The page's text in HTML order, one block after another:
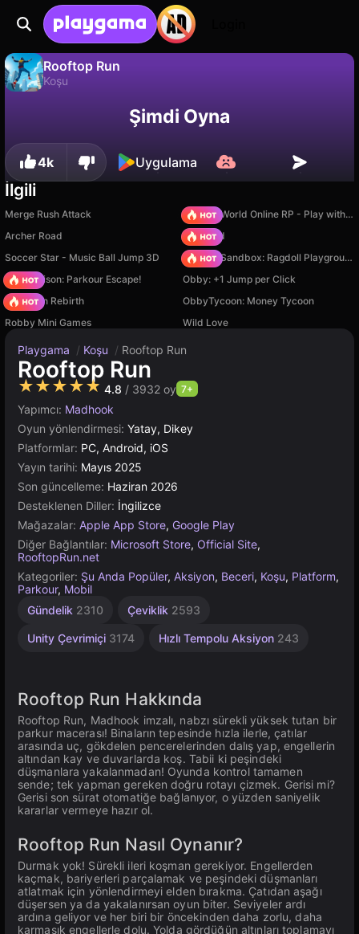
Rooftop Run
Koşu
İlerlemeyi kaydet! Hayır
Şimdi Oyna
4k Uygulama
İlgili
Merge Rush Attack
Sprunki World Online RP - Play with Friends!
Archer Road
TB World
Soccer Star - Music Ball Jump 3D
Sprunki Sandbox: Ragdoll Playground Mode
Barry Prison: Parkour Escape!
Obby: +1 Jump per Click
Stickman Rebirth
ObbyTycoon: Money Tycoon
Robby Mini Games
Wild Love
Playgama / Koşu / Rooftop Run
Rooftop Run
★★★★★ 4.8 / 3932 oy 7+
Yapımcı: Madhook
Oyun yönlendirmesi: Yatay, Dikey
Platformlar: PC, Android, iOS
Yayın tarihi: Mayıs 2025
Son güncelleme: Haziran 2026
Desteklenen Diller: İngilizce
Mağazalar: Apple App Store, Google Play
Diğer Bağlantılar: Microsoft Store, Official Site,
RooftopRun.net
Kategoriler: Şu Anda Popüler, Aksiyon, Beceri, Koşu, Platform,
Parkour, Mobil
Gündelik 2310 Çeviklik 2593
Unity Çevrimiçi 3174 Hızlı Tempolu Aksiyon 243
Rooftop Run Hakkında
Rooftop Run, Madhook imzalı, nabzı sürekli yüksek tutan bir
parkur macerası! Binaların tepesinde hızla ilerle, çatılar
arasında uç, gökdelen pencerelerinden dalış yap, engellerin
altından kay ve duvarlarda koş. Tabii ki peşindeki
düşmanlara yakalanmadan! Oyunda kontrol tamamen
sende; tek yapman gereken doğru rotayı çizmek. Gerisi mi?
Gerisi son sürat otomatiğe bağlanıyor, o yüzden saniyelik
kararlar vermeye hazır ol.
Rooftop Run Nasıl Oynanır?
Durmak yok! Sürekli ileri koşman gerekiyor. Engellerden
kaçmak, bariyerleri parçalamak ve peşindeki düşmanları
atlatmak için yönlendirmeyi elden bırakma. Çatıdan aşağı
düşersen ya da yakalanırsan oyun biter. Seviyeler ardı
ardına geliyor ve her biri bir öncekinden daha zorlu, daha
karmaşık engellerle dolu. Yolda gördüğün altınları toplamayı